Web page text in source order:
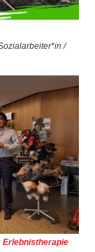
/
Erlebnistherapie